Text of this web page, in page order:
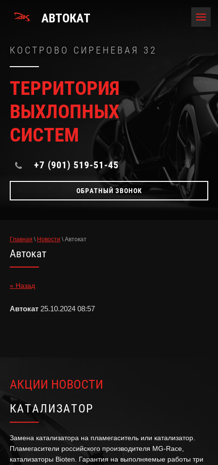
АВТОКАТ
КОСТРОВО СИРЕНЕВАЯ 32
ТЕРРИТОРИЯ
ВЫХЛОПНЫХ
СИСТЕМ
+7 (901) 519-51-45
ОБРАТНЫЙ ЗВОНОК
Главная \ Новости \ Автокат
Автокат
« Назад
Автокат 25.10.2024 08:57
АКЦИИ НОВОСТИ
КАТАЛИЗАТОР
Замена катализатора на пламегаситель или катализатор.
Пламегасители российского производителя MG-Race,
катализаторы Bioten. Гарантия на выполняемые работы три